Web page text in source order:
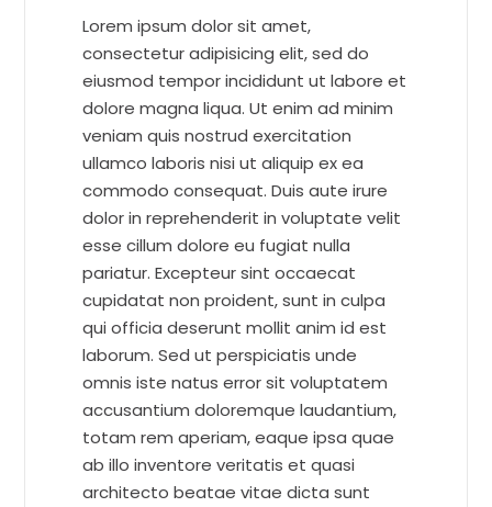
Lorem ipsum dolor sit amet,
consectetur adipisicing elit, sed do
eiusmod tempor incididunt ut labore et
dolore magna liqua. Ut enim ad minim
veniam quis nostrud exercitation
ullamco laboris nisi ut aliquip ex ea
commodo consequat. Duis aute irure
dolor in reprehenderit in voluptate velit
esse cillum dolore eu fugiat nulla
pariatur. Excepteur sint occaecat
cupidatat non proident, sunt in culpa
qui officia deserunt mollit anim id est
laborum. Sed ut perspiciatis unde
omnis iste natus error sit voluptatem
accusantium doloremque laudantium,
totam rem aperiam, eaque ipsa quae
ab illo inventore veritatis et quasi
architecto beatae vitae dicta sunt